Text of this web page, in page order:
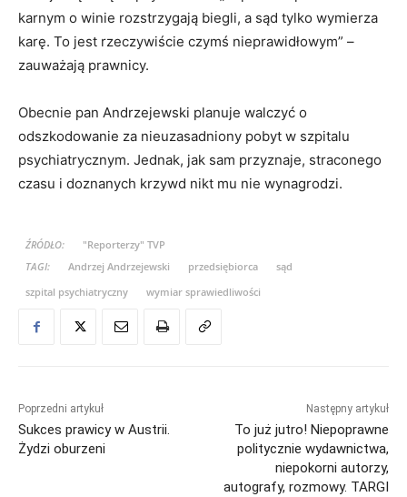
karnym o winie rozstrzygają biegli, a sąd tylko wymierza
karę. To jest rzeczywiście czymś nieprawidłowym” –
zauważają prawnicy.
Obecnie pan Andrzejewski planuje walczyć o
odszkodowanie za nieuzasadniony pobyt w szpitalu
psychiatrycznym. Jednak, jak sam przyznaje, straconego
czasu i doznanych krzywd nikt mu nie wynagrodzi.
ŹRÓDŁO:
"Reporterzy" TVP
TAGI:
Andrzej Andrzejewski przedsiębiorca
sąd
szpital psychiatryczny
wymiar sprawiedliwości
Poprzedni artykuł
Sukces prawicy w Austrii.
Żydzi oburzeni
Następny artykuł
To już jutro! Niepoprawne
politycznie wydawnictwa,
niepokorni autorzy,
autografy, rozmowy. TARGI